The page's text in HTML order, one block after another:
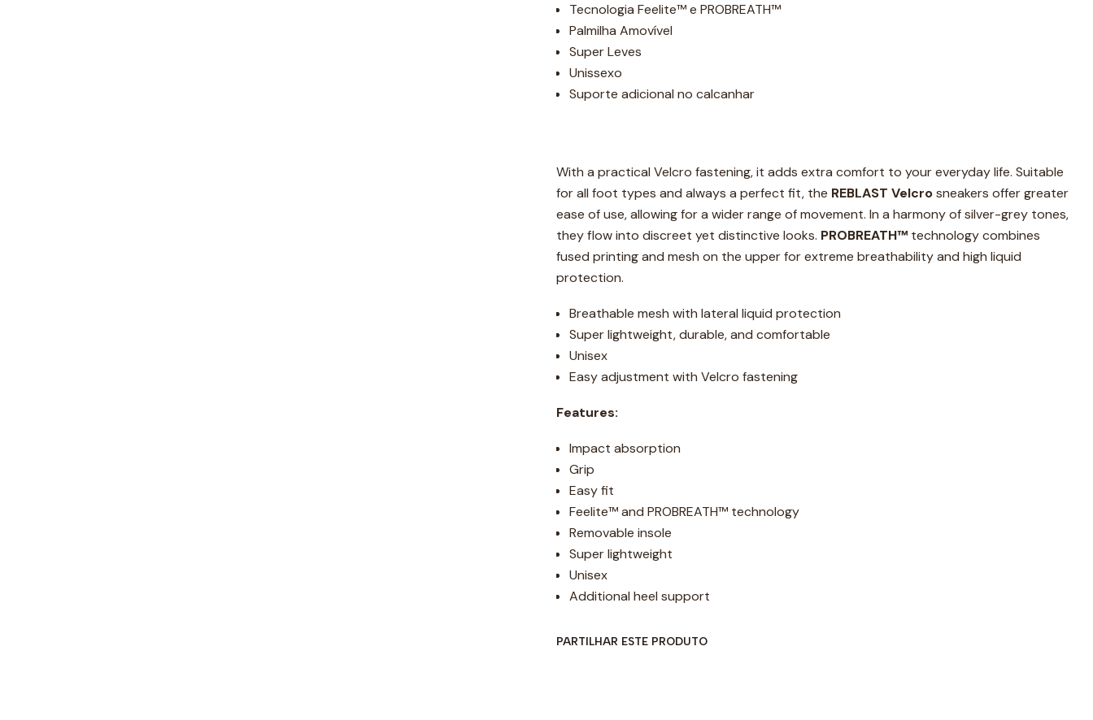
Tecnologia Feelite™ e PROBREATH™
Palmilha Amovível
Super Leves
Unissexo
Suporte adicional no calcanhar
With a practical Velcro fastening, it adds extra comfort to your everyday life. Suitable
for all foot types and always a perfect fit, the REBLAST Velcrosneakers offer greater
ease of use, allowing for a wider range of movement. In a harmony of silver-grey tones,
they flow into discreet yet distinctive looks. PROBREATH™ technology combines
fused printing and mesh on the upper for extreme breathability and high liquid
protection.
Breathable mesh with lateral liquid protection
Super lightweight, durable, and comfortable
Unisex
Easy adjustment with Velcro fastening
Features:
Impact absorption
Grip
Easy fit
Feelite™ and PROBREATH™ technology
Removable insole
Super lightweight
Unisex
Additional heel support
PARTILHAR ESTE PRODUTO